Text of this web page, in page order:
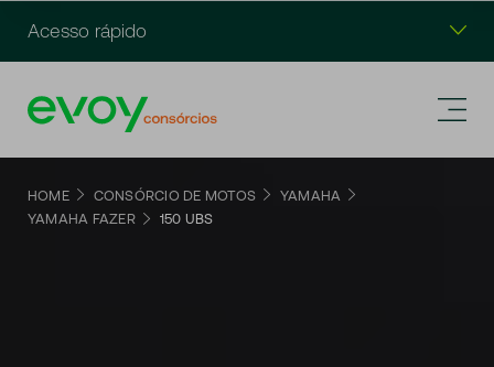
Acesso rápido
HOME CONSÓRCIO DE MOTOS
YAMAHA
YAMAHA FAZER
150 UBS